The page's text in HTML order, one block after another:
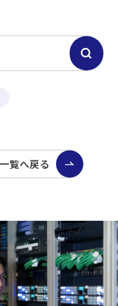
覧へ戻る